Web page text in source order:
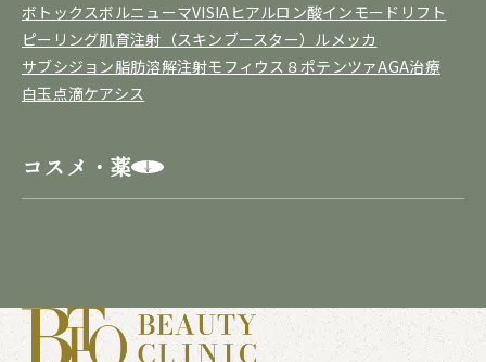
ボトックスボルニューマVISIA ヒアルロン酸インモードリフト
ピーリング肌育注射（スキンブースター） ルメッカ
サブシジョン脂肪溶解注射モフィウス８ポテンツァAGA治療
白玉点滴ケアシス
コスメ・薬